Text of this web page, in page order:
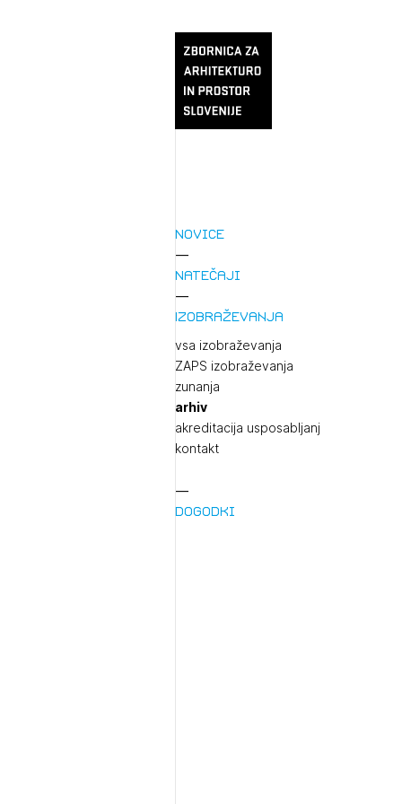
Novice
Natečaji
Izobraževanja
vsa izobraževanja
ZAPS izobraževanja
zunanja
arhiv
akreditacija usposabljanj
kontakt
Dogodki